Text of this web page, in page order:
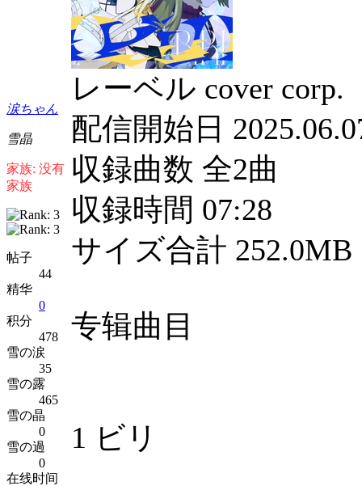
涙ちゃん
雪晶
家族: 没有
家族
帖子
44
精华
0
积分
478
雪の涙
35
雪の露
465
雪の晶
0
雪の過
0
在线时间
レーベル cover corp.
配信開始日
収録曲数 全2曲
収録時間 07:28
サイズ合計 252.0MB
专辑曲目
1 ビリ